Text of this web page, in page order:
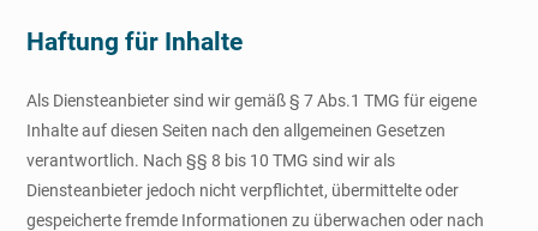
Haftung für Inhalte
Als Diensteanbieter sind wir gemäß § 7 Abs.1 TMG für eigene
Inhalte auf diesen Seiten nach den allgemeinen Gesetzen
verantwortlich. Nach §§ 8 bis 10 TMG sind wir als
Diensteanbieter jedoch nicht verpflichtet, übermittelte oder
gespeicherte fremde Informationen zu überwachen oder nach